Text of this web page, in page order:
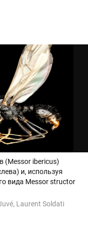
(Messor ibericus)
и, используя
вида Messor structor
Laurent Soldati